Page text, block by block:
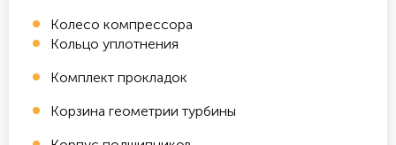
Колесо компрессора
Кольцо уплотнения
Комплект прокладок
Корзина геометрии турбины